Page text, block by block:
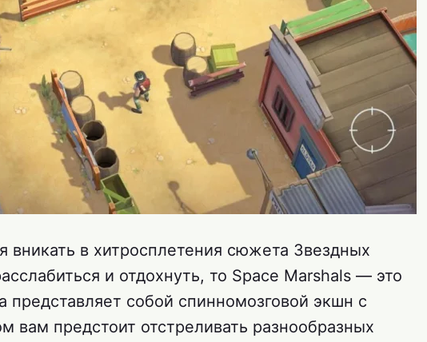
вникать в хитросплетения сюжета Звездных
и отдохнуть, то Space Marshals — это
представляет собой спинномозговой экшн с
вам предстоит отстреливать разнообразных